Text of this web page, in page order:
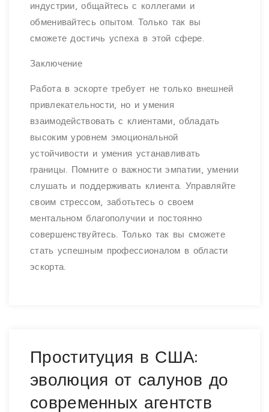
индустрии, общайтесь с коллегами и
обменивайтесь опытом. Только так вы
сможете достичь успеха в этой сфере.
Заключение
Работа в эскорте требует не только внешней
привлекательности, но и умения
взаимодействовать с клиентами, обладать
высоким уровнем эмоциональной
устойчивости и умения устанавливать
границы. Помните о важности эмпатии, умении
слушать и поддерживать клиента. Управляйте
своим стрессом, заботьтесь о своем
ментальном благополучии и постоянно
совершенствуйтесь. Только так вы сможете
стать успешным профессионалом в области
эскорта.
Проституция в США:
эволюция от салунов до
современных агентств